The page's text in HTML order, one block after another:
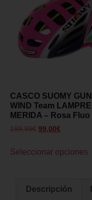
CASCO SUOMY GUN
WIND Team LAMPRE
MERIDA – Rosa Fluo
199,99€ 99,00€
Seleccionar opciones
Descripción